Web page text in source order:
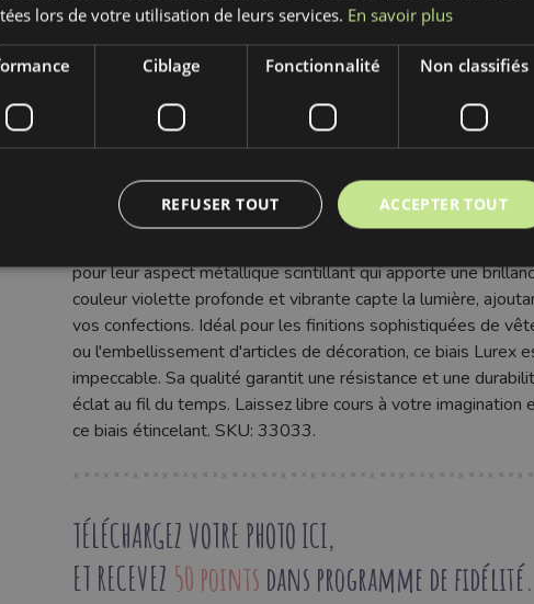
Fabricant: Bubulákovo s.r.o www.bubutissus,fr
2 cm
violet
Découvrez notre Biais LUREX violet, la touche d'éclat
décoration. Ce ruban de biais de 2 cm de largeur est
pour leur aspect métallique scintillant qui apporte une
couleur violette profonde et vibrante capte la lumière,
vos confections. Idéal pour les finitions sophistiquées de
ou l'embellissement d'articles de décoration, ce biais Lurex
impeccable. Sa qualité garantit une résistance et une
éclat au fil du temps. Laissez libre cours à votre imagination
ce biais étincelant. SKU: 33033.
TÉLÉCHARGEZ VOTRE PHOTO ICI,
ET RECEVEZ 50 points dans programme de fidélité.
lors de votre utilisation de leurs services. En savoir plus
Ciblage Fonctionnalité Non classifiés
ACCEPTER TOUT
REFUSER TOUT